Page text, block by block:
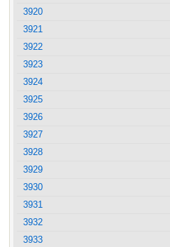
3920
3921
3922
3923
3924
3925
3926
3927
3928
3929
3930
3931
3932
3933